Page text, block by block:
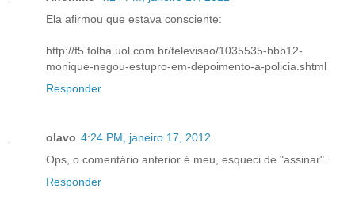
Ela afirmou que estava consciente:
http://f5.folha.uol.com.br/televisao/1035535-bbb12-
monique-negou-estupro-em-depoimento-a-policia.shtml
Responder
olavo 4:24 PM, janeiro 17, 2012
Ops, o comentário anterior é meu, esqueci de "assinar".
Responder